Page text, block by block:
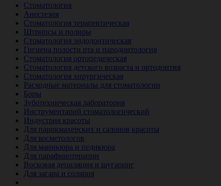
Стоматология
Анестезия
Стоматология терапевтическая
Штрипсы и полиры
Стоматология эндодонтическая
Гигиена полости рта и пародонтология
Стоматология ортопедическая
Стоматология детского возраста и ортодонтия
Стоматология хирургическая
Расходные материалы для стоматологии
Боры
Зуботехническая лаборатория
Инструментарий стоматологический
Индустрия красоты
Для парикмахерских и салонов красоты
Для косметологов
Для маникюра и педикюра
Для парафинотерапии
Восковая депиляция и шугаринг
Для загара и солярия